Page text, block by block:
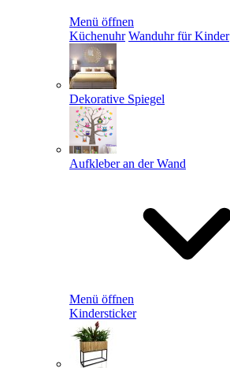
Menü öffnen
Küchenuhr Wanduhr für Kinder
Dekorative Spiegel
Aufkleber an der Wand
Menü öffnen
Kindersticker